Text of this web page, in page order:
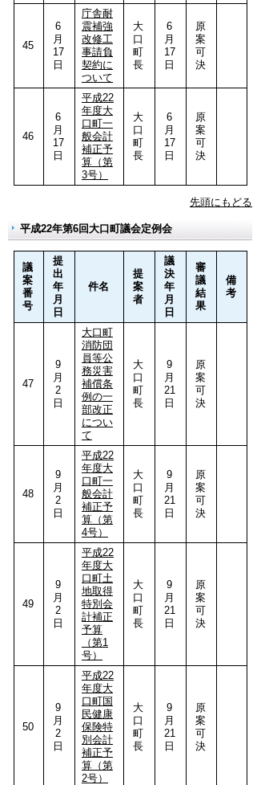
45
6
月
17
日
庁舎耐
震補強
改修工
事請負
契約に
ついて
大
口
町
長
6
月
17
日
原
案
可
決
46
6
月
17
日
平成22
年度大
口町一
般会計
補正予
算（第
3号）
大
口
町
長
6
月
17
日
原
案
可
決
先頭にもどる
平成22年第6回大口町議会定例会
議
案
番
号
提
出
年
月
日
件名
提
案
者
議
決
年
月
日
審
議
結
果
備
考
47
9
月
2
日
大口町
消防団
員等公
務災害
補償条
例の一
部改正
につい
て
大
口
町
長
9
月
21
日
原
案
可
決
48
9
月
2
日
平成22
年度大
口町一
般会計
補正予
算（第
4号）
大
口
町
長
9
月
21
日
原
案
可
決
49
9
月
2
日
平成22
年度大
口町土
地取得
特別会
計補正
予算
（第1
号）
大
口
町
長
9
月
21
日
原
案
可
決
50
9
月
2
日
平成22
年度大
口町国
民健康
保険特
別会計
補正予
算（第
2号）
大
口
町
長
9
月
21
日
原
案
可
決